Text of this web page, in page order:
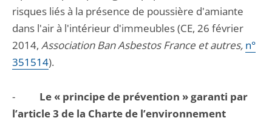
risques liés à la présence de poussière d'amiante
dans l'air à l'intérieur d'immeubles (CE, 26 février
2014, Association Ban Asbestos France et autres, n°
351514).
- Le « principe de prévention » garanti par
l’article 3 de la Charte de l’environnement